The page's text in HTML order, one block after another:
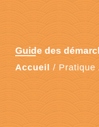
Guide des
Accueil / Pratique